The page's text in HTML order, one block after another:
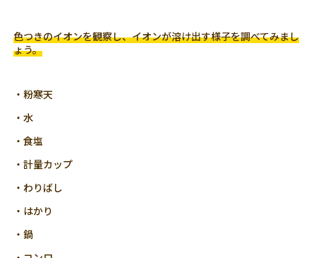
色つきのイオンを観察し、イオンが溶け出す様子を調べてみまし
ょう。
・粉寒天
・水
・食塩
・計量カップ
・わりばし
・はかり
・鍋